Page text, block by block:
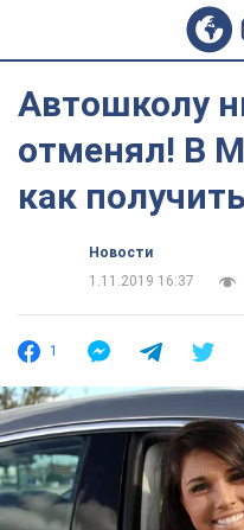
Автошколу
отменял! В
как
Новости
1.11.2019 16:37
1